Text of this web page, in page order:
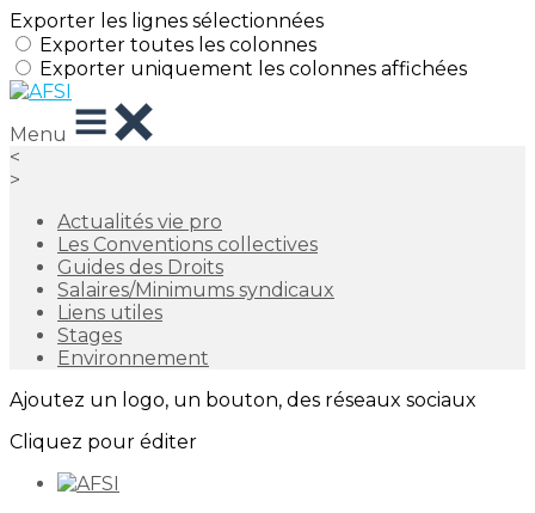
Exporter les lignes sélectionnées
Exporter toutes les colonnes
Exporter uniquement les colonnes affichées
Menu
<
>
Actualités vie pro
Les Conventions collectives
Guides des Droits
Salaires/Minimums syndicaux
Liens utiles
Stages
Environnement
Ajoutez un logo, un bouton, des réseaux sociaux
Cliquez pour éditer